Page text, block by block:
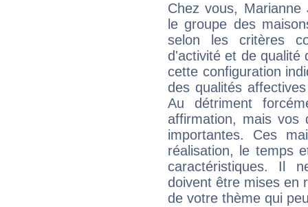
Chez vous,
le groupe des
selon les critères
d'activité et de qualité
cette configuration
des qualités
Au détriment
affirmation, mais
importantes. Ces
réalisation, le temps
caractéristiques. Il
doivent être mises en
de votre thème qui